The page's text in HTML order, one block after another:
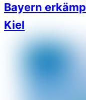
Bayern
Kiel